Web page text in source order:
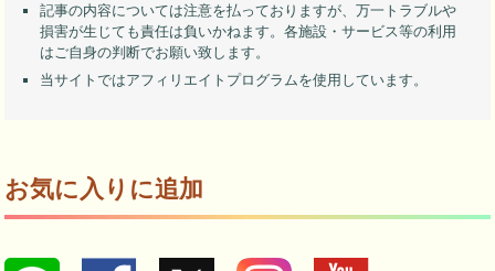
記事の内容については注意を払っておりますが、万一トラブルや
損害が生じても責任は負いかねます。各施設・サービス等の利用
はご自身の判断でお願い致します。
当サイトではアフィリエイトプログラムを使用しています。
お気に入りに追加